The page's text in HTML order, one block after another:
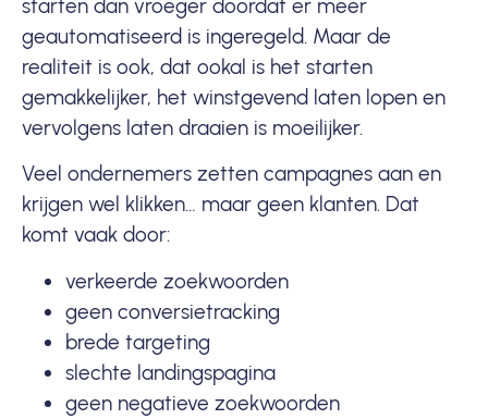
starten dan vroeger doordat er meer
geautomatiseerd is ingeregeld. Maar de
realiteit is ook, dat ookal is het starten
gemakkelijker, het winstgevend laten lopen en
vervolgens laten draaien is moeilijker.
Veel ondernemers zetten campagnes aan en
krijgen wel klikken… maar geen klanten. Dat
komt vaak door:
verkeerde zoekwoorden
geen conversietracking
brede targeting
slechte landingspagina
geen negatieve zoekwoorden